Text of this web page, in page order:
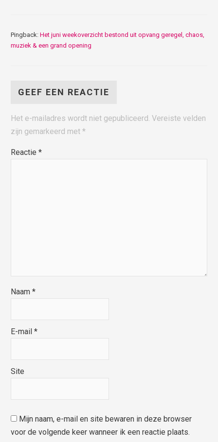
Pingback:Het juni weekoverzicht bestond uit opvang geregel, chaos,
muziek & een grand opening
GEEF EEN REACTIE
Het e-mailadres wordt niet gepubliceerd. Vereiste velden
zijn gemarkeerd met*
Reactie*
Naam*
E-mail*
Site
Mijn naam, e-mail en site bewaren in deze browser
voor de volgende keer wanneer ik een reactie plaats.